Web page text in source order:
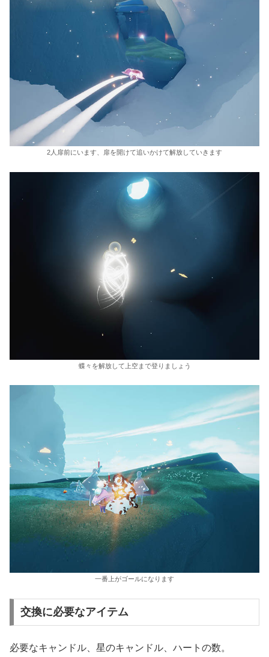
2人扉前にいます、扉を開けて追いかけて解放していきます
蝶々を解放して上空まで登りましょう
一番上がゴールになります
交換に必要なアイテム
必要なキャンドル、星のキャンドル、ハートの数。